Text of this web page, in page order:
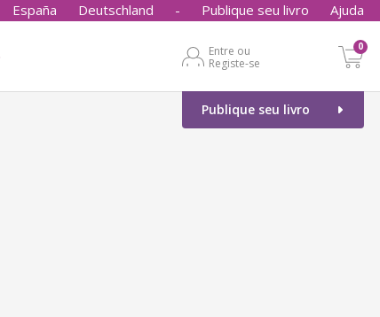
España Deutschland - Publique seu livro Ajuda
Entre ou
Registe-se
0
Publique seu livro